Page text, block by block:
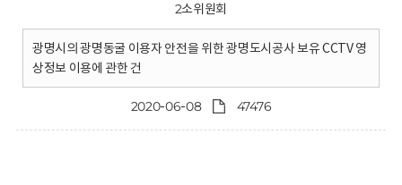
2소위원회
광명시의 광명동굴 이용자 안전을 위한 광명도시공사 보유 CCTV 영
상정보 이용에 관한 건
2020-06-08 47476